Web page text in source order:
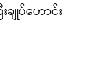
ျုပ်ဟောင်း